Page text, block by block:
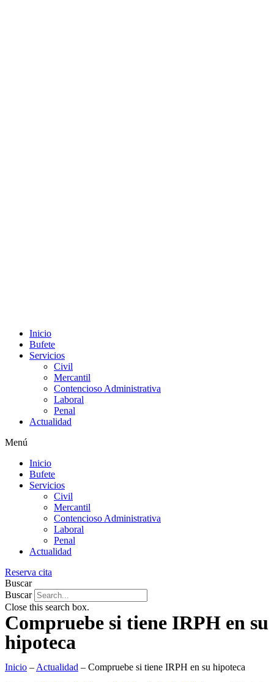
Inicio
Bufete
Servicios
Civil
Mercantil
Contencioso Administrativa
Laboral
Penal
Actualidad
Menú
Inicio
Bufete
Servicios
Civil
Mercantil
Contencioso Administrativa
Laboral
Penal
Actualidad
Reserva cita
Buscar
Buscar
Close this search box.
Compruebe si tiene IRPH en su
hipoteca
Inicio – Actualidad – Compruebe si tiene IRPH en su hipoteca